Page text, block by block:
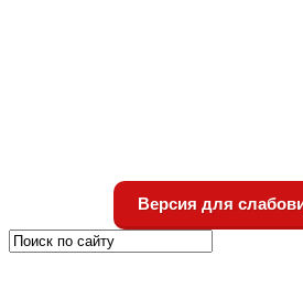
Версия для